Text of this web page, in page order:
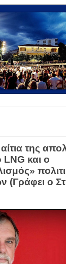
της
και ο
(Γράφει ο